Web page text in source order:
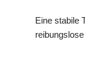
Eine stabile